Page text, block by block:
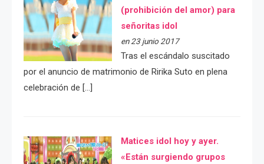
(prohibición del amor) para
señoritas idol
en 23 junio 2017
Tras el escándalo suscitado
por el anuncio de matrimonio de Ririka Suto en plena
celebración de […]
Matices idol hoy y ayer.
«Están surgiendo grupos